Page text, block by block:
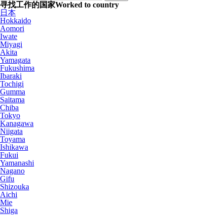
寻找工作的国家Worked to country
日本
Hokkaido
Aomori
Iwate
Miyagi
Akita
Yamagata
Fukushima
Ibaraki
Tochigi
Gumma
Saitama
Chiba
Tokyo
Kanagawa
Niigata
Toyama
Ishikawa
Fukui
Yamanashi
Nagano
Gifu
Shizouka
Aichi
Mie
Shiga